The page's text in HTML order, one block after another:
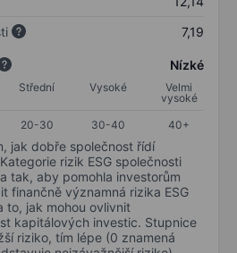
7,19
Nízké
Střední Vysoké
Velmi
vysoké
20-30 30-40 40+
jak dobře společnost řídí
rizik ESG společnosti
tak, aby pomohla investorům
finančně významná rizika ESG
to, jak mohou ovlivnit
kapitálových investic. Stupnice
riziko, tím lépe (0 znamená